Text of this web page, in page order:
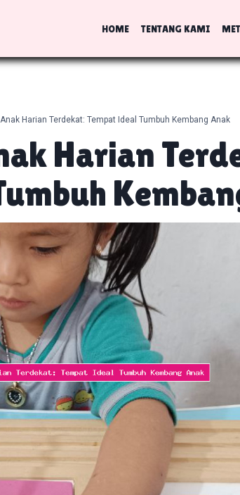
HOME TENTANG KAMI
Harian Terdekat: Tempat Ideal Tumbuh Kembang Anak
Harian